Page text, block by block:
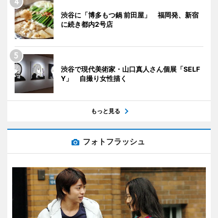
渋谷に「博多もつ鍋 前田屋」 福岡発、新宿
に続き都内2号店
渋谷で現代美術家・山口真人さん個展「SELF
Y」 自撮り女性描く
もっと見る
フォトフラッシュ